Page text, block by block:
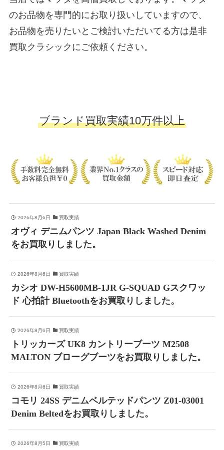
のお品物を専門的にお取り扱いしていますので、
お品物を売りたいとご検討いただいてる方は是非
買取クラシックにご依頼ください。
ブランド買取実績10万件以上
2026年8月6日 買取実績
オヴィ デニムパンツ Japan Black Washed Denim
をお買取りしました。
2026年8月6日 買取実績
カシオ DW-H5600MB-1JR G-SQUAD Gスクワッ
ド 心拍計 Bluetoothをお買取りしました。
2026年8月6日 買取実績
トリッカーズ UK8 カントリーブーツ M2508
MALTON ブローグブーツをお買取りしました。
2026年8月6日 買取実績
コモリ 24SS デニムベルテッドパンツ Z01-03001
Denim Beltedをお買取りしました。
2026年8月5日 買取実績